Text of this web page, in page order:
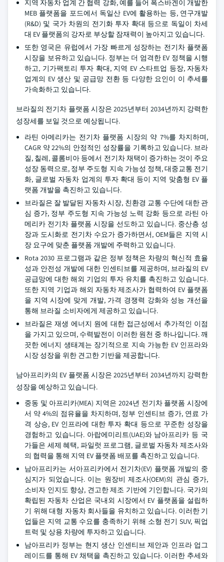
지역 자동차 업계 간 협력 강화, 예를 들어 폭스바겐이 개발한
MEB 플랫폼을 포드에서 독일산 EV에 활용하는 등, 연구개발
(R&D) 및 국가 차원의 전기화 투자 확대 등으로 독일이 차세
대 EV 플랫폼의 강자로 부상할 잠재력이 높아지고 있습니다.
또한 영국은 유럽에서 가장 빠르게 성장하는 전기차 플랫폼
시장을 보유하고 있습니다. 정부는 더 엄격한 EV 정책을 시행
하고, 기가팩토리 투자 확대, 지역 EV 스타트업 등장, 자동차
업계의 EV 생산 및 공급망 전환 등 다양한 요인이 이 추세를
가속화하고 있습니다.
브라질의 전기차 플랫폼 시장은 2025년부터 2034년까지 강력한
성장세를 보일 것으로 예상됩니다.
라틴 아메리카는 전기차 플랫폼 시장의 약 7%를 차지하며,
CAGR 약 22%의 안정적인 성장률을 기록하고 있습니다. 브라
질, 칠레, 콜롬비아 등에서 전기차 채택이 증가하는 것이 주요
성장 동력으로, 정부 주도형 지속 가능성 정책, 대중교통 전기
화, 글로벌 자동차 업계의 투자 확대 등이 지역 맞춤형 EV 플
랫폼 개발을 촉진하고 있습니다.
브라질은 잘 발달된 자동차 시장, 친환경 교통 수단에 대한 관
심 증가, 정부 주도형 지속 가능성 노력 강화 등으로 라틴 아
메리카 전기차 플랫폼 시장을 선도하고 있습니다. 중산층 성
장과 도시화로 전기차 수요가 증가하면서, OEM들은 지역 시
장 요구에 맞춘 플랫폼 개발에 주력하고 있습니다.
Rota 2030 프로그램과 같은 정부 정책은 차량의 혁신적 효율
성과 안전성 개발에 대한 인센티브를 제공하며, 브라질의 EV
공급망에 대한 해외 기업의 투자 유치를 촉진하고 있습니다.
또한 지역 기업과 해외 자동차 제조사가 협력하여 EV 플랫폼
을 지역 시장에 맞게 개발, 가격 경쟁력 강화와 성능 개선을
통해 브라질 소비자에게 제공하고 있습니다.
브라질은 재생 에너지 원에 대한 접근성에서 추가적인 이점
을 가지고 있으며, 수력발전이 이러한 원천 중 하나입니다. 깨
끗한 에너지 생태계는 장기적으로 지속 가능한 EV 인프라와
시장 성장을 위한 견고한 기반을 제공합니다.
남아프리카의 EV 플랫폼 시장은 2025년부터 2034년까지 강력한
성장을 예상하고 있습니다.
중동 및 아프리카(MEA) 지역은 2024년 전기차 플랫폼 시장에
서 약 4%의 점유율을 차지하며, 정부 인센티브 증가, 연료 가
격 상승, EV 인프라에 대한 투자 확대 등으로 꾸준한 성장을
경험하고 있습니다. 아랍에미리트(UAE)와 남아프리카 등 국
가들은 세제 혜택, 파일럿 프로그램, 글로벌 자동차 제조사와
의 협력을 통해 지역 EV 플랫폼 배포를 촉진하고 있습니다.
남아프리카는 서아프리카에서 전기차(EV) 플랫폼 개발의 중
심지가 되었습니다. 이는 원장비 제조사(OEM)의 관심 증가,
소비자 인지도 향상, 견고한 제조 기반에 기인합니다. 국가의
확립된 자동차 산업은 국내외 시장에서 EV 플랫폼을 설립하
기 위해 대형 자동차 회사들을 유치하고 있습니다. 이러한 기
업들은 지역 교통 수요를 충족하기 위해 소형 전기 SUV, 픽업
트럭 및 상용 차량에 투자하고 있습니다.
남아프리카 정부는 현지 생산 인센티브 제안과 인프라 업그
레이드를 통해 EV 채택을 촉진하고 있습니다. 이러한 추세와